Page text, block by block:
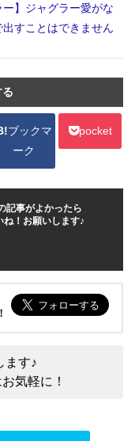
ー】ジャグラー愛がな
すことはできません
ブックマ
ーク
pocket
記事がよかったら
ね！お願いします♪
ます♪
気軽に！